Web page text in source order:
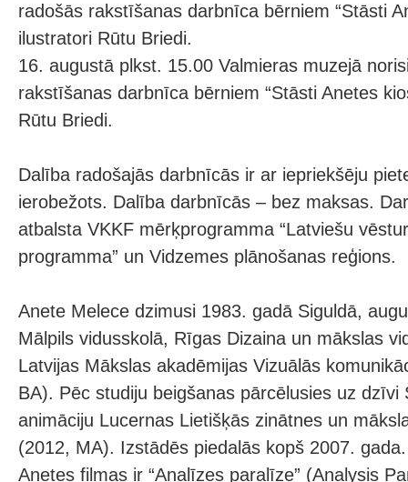
radošās rakstīšanas darbnīca bērniem “Stāsti
ilustratori Rūtu Briedi.
16. augustā plkst. 15.00 Valmieras muzejā
rakstīšanas darbnīca bērniem “Stāsti Anetes
Rūtu Briedi.
Dalība radošajās darbnīcās ir ar iepriekšēju
ierobežots. Dalība darbnīcās – bez maksas.
atbalsta VKKF mērķprogramma “Latviešu
programma” un Vidzemes plānošanas reģions.
Anete Melece dzimusi 1983. gadā Siguldā,
Mālpils vidusskolā, Rīgas Dizaina un mākslas
Latvijas Mākslas akadēmijas Vizuālās
BA). Pēc studiju beigšanas pārcēlusies uz dzīvi
animāciju Lucernas Lietišķās zinātnes un
(2012, MA). Izstādēs piedalās kopš 2007.
Anetes filmas ir “Analīzes paralīze” (Analysis